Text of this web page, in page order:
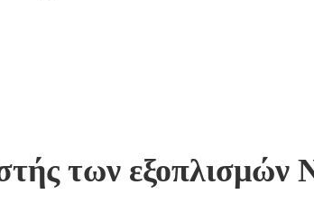
των εξοπλισμών